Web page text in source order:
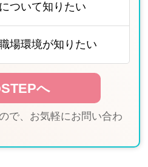
ついて知りたい
場環境が知りたい
で、お気軽にお問い合わ